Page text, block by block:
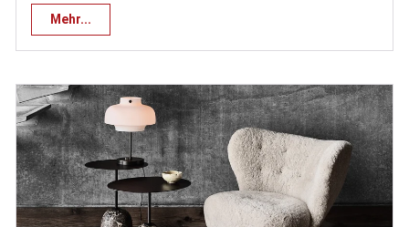
Mehr...